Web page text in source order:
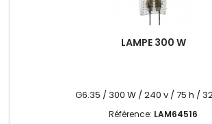
LAMPE 300 W
G6.35 / 300 W / 240 v / 75 h /
Référence: LAM64516